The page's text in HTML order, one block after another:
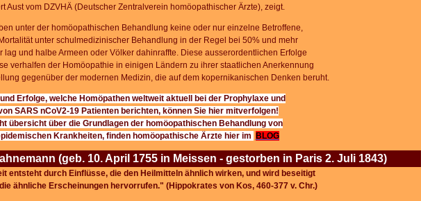
Aust vom DZVHÄ (Deutscher Zentralverein homöopathischer Ärzte), zeigt.
unter der homöopathischen Behandlung keine oder nur einzelne Betroffene,
unter schulmedizinischer Behandlung in der Regel bei 50% und mehr
lag und halbe Armeen oder Völker dahinraffte. Diese ausserordentlichen Erfolge
verhalfen der Homöopathie in einigen Ländern zu ihrer staatlichen Anerkennung
gegenüber der modernen Medizin, die auf dem kopernikanischen Denken beruht.
Erfolge, welche Homöpathen weltweit aktuell bei der Prophylaxe und
SARS nCoV2-19 Patienten berichten, können Sie hier mitverfolgen!
übersicht über die Grundlagen der homöopathischen Behandlung von
Krankheiten, finden homöopathische Ärzte hier im BLOG
(geb. 10. April 1755 in Meissen - gestorben in Paris 2. Juli 1843)
entsteht durch Einflüsse, die den Heilmitteln ähnlich wirken, und wird beseitigt
die ähnliche Erscheinungen hervorrufen." (Hippokrates von Kos, 460-377 v. Chr.)